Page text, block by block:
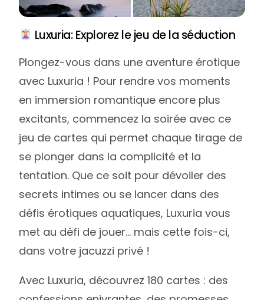
Luxuria: Explorez le jeu de la séduction
Plongez-vous dans une aventure érotique
avec Luxuria ! Pour rendre vos moments
en immersion romantique encore plus
excitants, commencez la soirée avec ce
jeu de cartes qui permet chaque tirage de
se plonger dans la complicité et la
tentation. Que ce soit pour dévoiler des
secrets intimes ou se lancer dans des
défis érotiques aquatiques, Luxuria vous
met au défi de jouer… mais cette fois-ci,
dans votre jacuzzi privé !
Avec Luxuria, découvrez 180 cartes : des